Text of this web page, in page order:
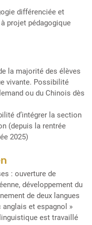
différenciée et
projet pédagogique
la majorité des élèves
vivante. Possibilité
ou du Chinois dès
d’intégrer la section
(depuis la rentrée
2025)
: ouverture de
développement du
de deux langues
anglais et espagnol »
est travaillé